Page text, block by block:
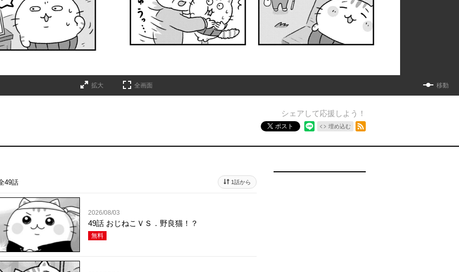
拡大 全画面 移動
シェアして応援しよう！
ポスト 埋め込む
49話 1話から
2026/08/03
49話 おじねこＶＳ．野良猫！？
無料